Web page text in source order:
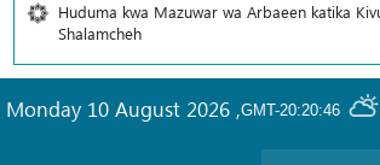
Huduma kwa Mazuwar wa Arbaeen katika
Shalamcheh
GMT-20:20:46
Monday 10 August 2026 ,